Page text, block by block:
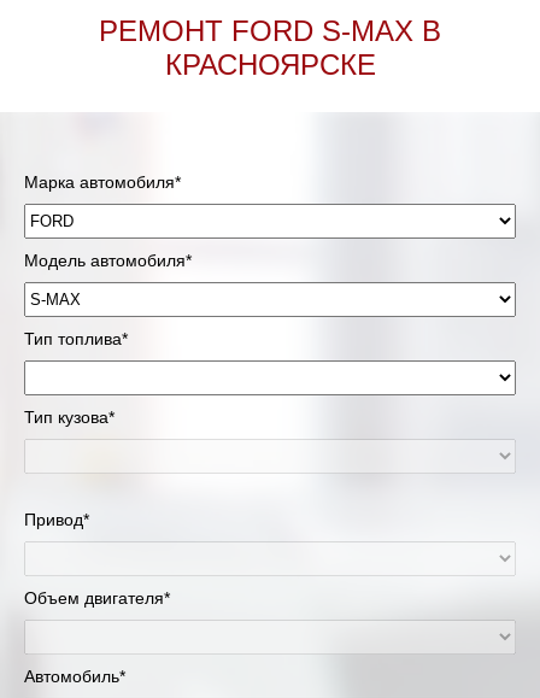
РЕМОНТ FORD S-MAX В
КРАСНОЯРСКЕ
Марка автомобиля*
Модель автомобиля*
Тип топлива*
Тип кузова*
Привод*
Объем двигателя*
Автомобиль*